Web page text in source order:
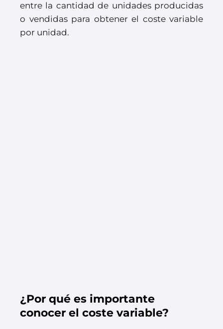
entre la cantidad de unidades producidas
o vendidas para obtener el coste variable
por unidad.
¿Por qué es importante
conocer el coste variable?